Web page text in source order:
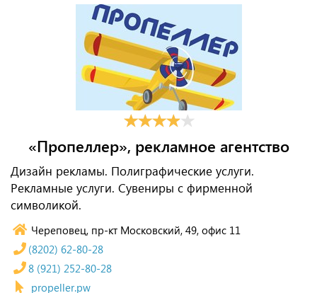
«Пропеллер», рекламное агентство
Дизайн рекламы. Полиграфические услуги.
Рекламные услуги. Сувениры с фирменной
символикой.
Череповец, пр-кт Московский, 49, офис 11
(8202) 62-80-28
8 (921) 252-80-28
propeller.pw